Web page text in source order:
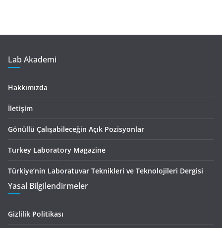
Lab Akademi
Hakkımızda
İletişim
Gönüllü Çalışabileceğin Açık Pozisyonlar
Turkey Laboratory Magazine
Türkiye’nin Laboratuvar Teknikleri ve Teknolojileri Dergisi
Yasal Bilgilendirmeler
Gizlilik Politikası